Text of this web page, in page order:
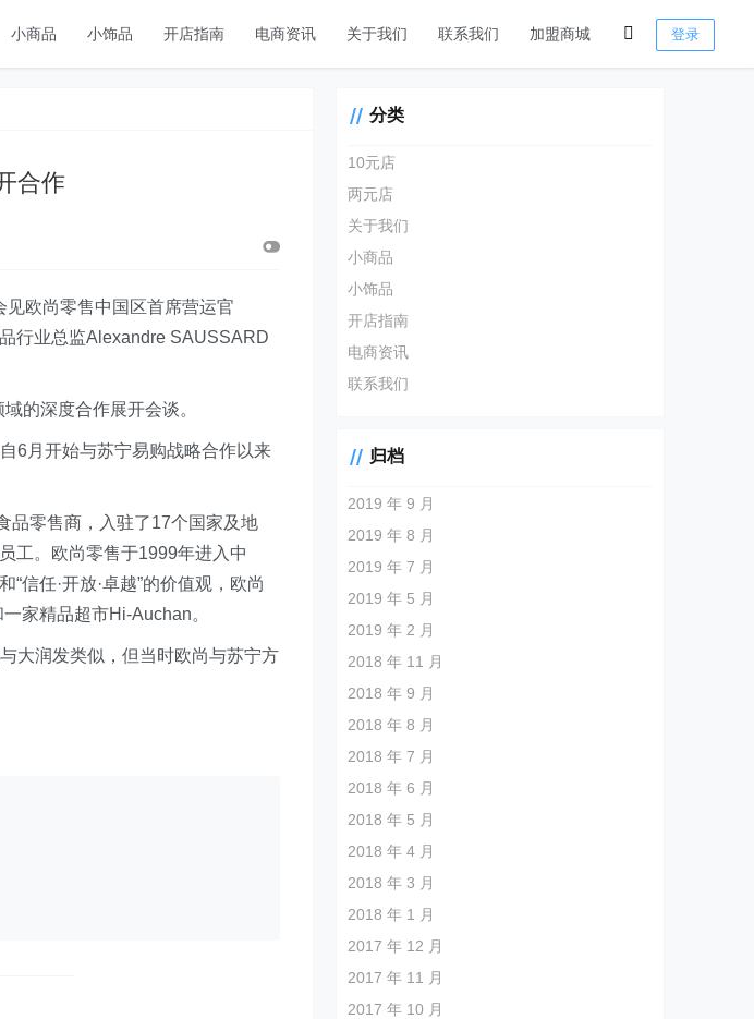
小商品 小饰品 开店指南 电商资讯 关于我们 联系我们 加盟商城 登录
合作
欧尚零售中国区首席营运官
行业总监Alexandre SAUSSARD
的深度合作展开会谈。
6月开始与苏宁易购战略合作以来
品零售商，入驻了17个国家及地
工。欧尚零售于1999年进入中
信任·开放·卓越”的价值观，欧尚
家精品超市Hi-Auchan。
大润发类似，但当时欧尚与苏宁方
分类
10元店
两元店
关于我们
小商品
小饰品
开店指南
电商资讯
联系我们
归档
2019 年 9 月
2019 年 8 月
2019 年 7 月
2019 年 5 月
2019 年 2 月
2018 年 11 月
2018 年 9 月
2018 年 8 月
2018 年 7 月
2018 年 6 月
2018 年 5 月
2018 年 4 月
2018 年 3 月
2018 年 1 月
2017 年 12 月
2017 年 11 月
2017 年 10 月